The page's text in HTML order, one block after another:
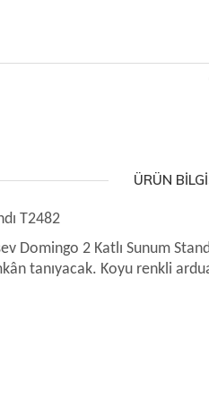
ÜRÜN
T2482
Domingo 2 Katlı Sunum
tanıyacak. Koyu renkli